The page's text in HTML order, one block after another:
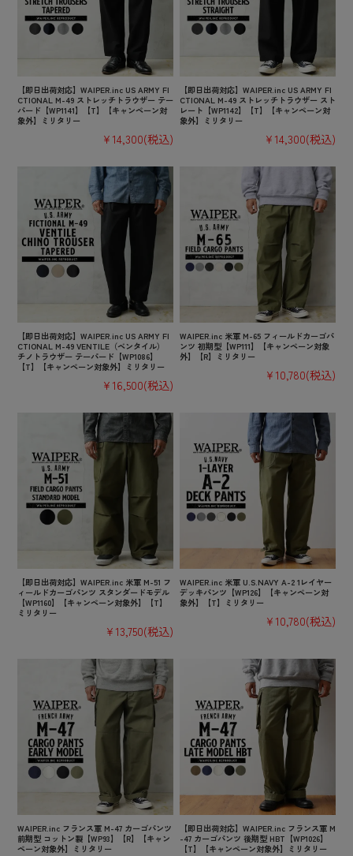
【即日出荷対応】WAIPER.inc US ARMY FI
CTIONAL M-49 ストレッチトラウザー テー
パード【WP1141】【T】【キャンペーン対
象外】ミリタリー
¥14,300(税込)
【即日出荷対応】WAIPER.inc US ARMY FI
CTIONAL M-49 ストレッチトラウザー スト
レート【WP1142】【T】【キャンペーン対
象外】ミリタリー
¥14,300(税込)
【即日出荷対応】WAIPER.inc US ARMY FI
CTIONAL M-49 VENTILE（ベンタイル）
チノトラウザー テーパード【WP1086】
【T】【キャンペーン対象外】ミリタリー
¥16,500(税込)
WAIPER.inc 米軍 M-65 フィールドカーゴパ
ンツ 初期型【WP111】【キャンペーン対象
外】【R】ミリタリー
¥10,780(税込)
【即日出荷対応】WAIPER.inc 米軍 M-51 フ
ィールドカーゴパンツ スタンダードモデル
【WP1160】【キャンペーン対象外】【T】
ミリタリー
¥13,750(税込)
WAIPER.inc 米軍 U.S.NAVY A-2 1レイヤー
デッキパンツ【WP126】【キャンペーン対
象外】【T】ミリタリー
¥10,780(税込)
WAIPER.inc フランス軍 M-47 カーゴパンツ
前期型 コットン製【WP93】【R】【キャン
ペーン対象外】ミリタリー
【即日出荷対応】WAIPER.inc フランス軍 M
-47 カーゴパンツ 後期型 HBT【WP1026】
【T】【キャンペーン対象外】ミリタリー